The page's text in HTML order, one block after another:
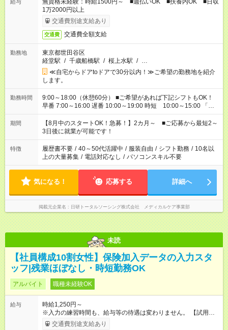
給与
無資格未経験：時給1500円～ ■週払いOK ■扶養内OK ■日収
1万2000円以上
交通費別途支給あり
交通費 交通費全額支給
勤務地
東京都世田谷区
経堂駅 / 千歳船橋駅 / 桜上水駅 / …
≪自宅からドアtoドアで30分以内！≫ご希望の勤務地を紹介
します。
勤務時間
9:00～18:00（休憩60分） ■ご希望があれば下記シフトもOK！
早番 7:00～16:00 遅番 10:00～19:00 時短 10:00～15:00 「家
族と休みを合わせたい」 「余裕を持って夕飯の準備がしたい」
「できれば残業はしたくない」 など、ご希望を教えてください
ね。 ※Wワーク希望の方へ 今ご覧のお仕事で希望する勤務時間
と、もう1つのお仕事の勤務時間。 合計で週40時間を超える場
合は応募できません。
期間
【8月中のスタートOK！急募！】2カ月～ ■ご応募から最短2～
3日後に就業が可能です！
特徴 履歴書不要 / 40～50代活躍中 / 服装自由 / シフト勤務 / 10名以
上の大量募集 / 電話対応なし / パソコンスキル不要
気になる！ 応募する 詳細へ
掲載元企業名 日研トータルソーシング株式会社 メディカルケア事業部
未読
【社員構成10割女性】保険加入データの入力スタ
ッフ|残業ほぼなし・時短勤務OK
アルバイト 職種未経験OK
給与
時給1,250円～
※入力の練習時間も、給与等の待遇は変わりません。 【試用期
間】試用期間あり 試用期間の長さ：3ヶ月 雇用形態、給与は本
交通費別途支給あり